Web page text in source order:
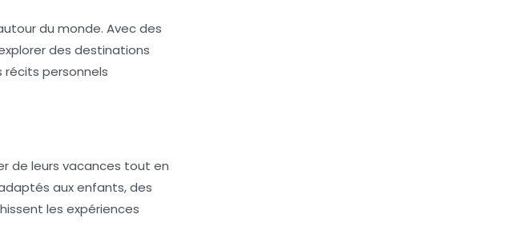
du monde. Avec des
des destinations
récits personnels
de leurs vacances tout en
aux enfants, des
les expériences